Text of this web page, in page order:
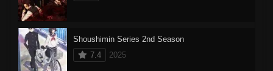
Shoushimin Series 2nd Season
7.4
2025